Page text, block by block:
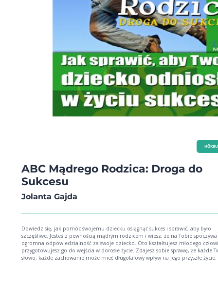
ABC Mądrego Rodzica: Droga do
Sukcesu
Jolanta Gajda
Dowiedz się, jak pomóc swojemu dziecku osiągnąć sukces i sprawić, aby było
szczęśliwe. Jesteś z pewnością mądrym rodzicem i wiesz, że na Tobie spoczywa
ogromna odpowiedzialność za swoje dziecko. Oto kształtujesz młodego
przygotowujesz go do wejścia w dorosłe życie. Zdajesz sobie sprawę, że każde Twoje
słowo, każde zachowanie może mieć długofalowy wpływ na jego przyszłe życie.